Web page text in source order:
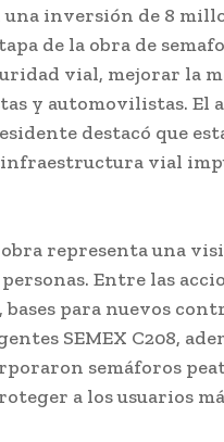
una inversión de 8
de la obra de
vial, mejorar la
y automovilistas. El
destacó que
vial
representa una
Entre las
para nuevos
SEMEX C208,
semáforos
a los usuarios